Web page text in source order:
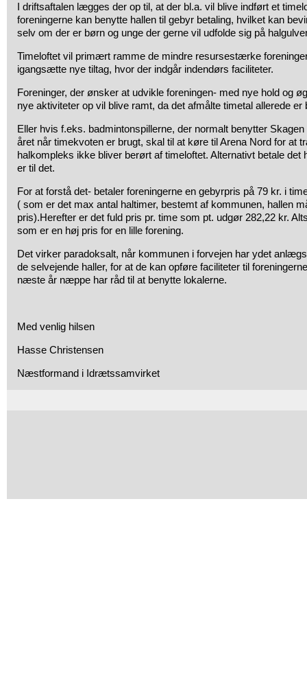
I driftsaftalen lægges der op til, at der bl.a. vil blive indført et
foreningerne kan benytte hallen til gebyr betaling, hvilket kan
selv om der er børn og unge der gerne vil udfolde sig på
Timeloftet vil primært ramme de mindre resursestærke
igangsætte nye tiltag, hvor der indgår indendørs faciliteter.
Foreninger, der ønsker at udvikle foreningen- med nye hold og
nye aktiviteter op vil blive ramt, da det afmålte timetal allerede er
Eller hvis f.eks. badmintonspillerne, der normalt benytter
året når timekvoten er brugt, skal til at køre til Arena Nord for at
halkompleks ikke bliver berørt af timeloftet. Alternativt betale
er til det.
For at forstå det- betaler foreningerne en gebyrpris på 79 kr. i
( som er det max antal haltimer, bestemt af kommunen, hallen
pris).Herefter er det fuld pris pr. time som pt. udgør 282,22 kr.
som er en høj pris for en lille forening.
Det virker paradoksalt, når kommunen i forvejen har ydet
de selvejende haller, for at de kan opføre faciliteter til
næste år næppe har råd til at benytte lokalerne.
Med venlig hilsen
Hasse Christensen
Næstformand i Idrætssamvirket